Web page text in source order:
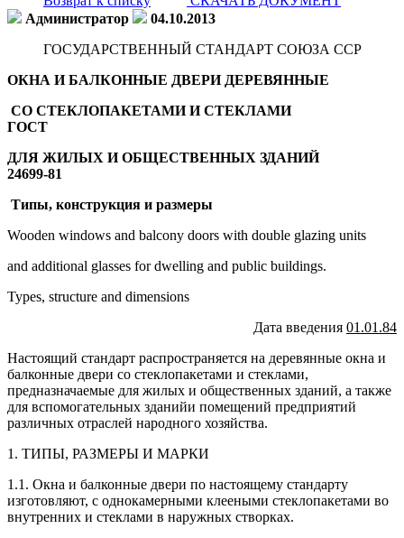
Администратор
04.10.2013
ГОСУДАРСТВЕННЫЙ СТАНДАРТ СОЮЗА ССР
ОКНА И БАЛКОННЫЕ ДВЕРИ ДЕРЕВЯННЫЕ
СО СТЕКЛОПАКЕТАМИ И СТЕКЛАМИ
ГОСТ
ДЛЯ ЖИЛЫХ И ОБЩЕСТВЕННЫХ ЗДАНИЙ
24699-81
Типы, конструкция и размеры
Wooden windows and balcony doors with double glazing units
and additional glasses for dwelling and public buildings.
Types, structure and dimensions
Дата введения 01.01.84
Настоящий стандарт распространяется на деревянные окна и
балконные двери со стеклопакетами и стеклами,
предназначаемые для жилых и общественных зданий, а также
для вспомогательных зданийи помещений предприятий
различных отраслей народного хозяйства.
1. ТИПЫ, РАЗМЕРЫ И МАРКИ
1.1. Окна и балконные двери по настоящему стандарту
изготовляют, с однокамерными клееными стеклопакетами во
внутренних и стеклами в наружных створках.